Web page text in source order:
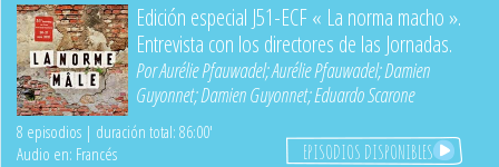
Edición especial J51-ECF « La norma macho ».
Entrevista con los directores de las Jornadas.
PorAurélie Pfauwadel;Aurélie Pfauwadel;Damien
Guyonnet;Damien Guyonnet;Eduardo Scarone
8 episodios | duración total: 86:00'
Audio en: Francés
EPISODIOS DISPONIBLES